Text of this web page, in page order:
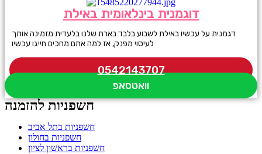
דוגמנית בינלאומית באילת
דגמנית על עכשיו באילת לשבוע בלבד בארת שלנו בלעדית מזמינה אותך
לעיסוי מפנק, אז למה אתם מחכים חייגו עכשיו
0542143707
וואטסאפ
חשפניות להזמנה
חשפניות בתל אביב
חשפניות בחולון
חשפניות בראשון לציון